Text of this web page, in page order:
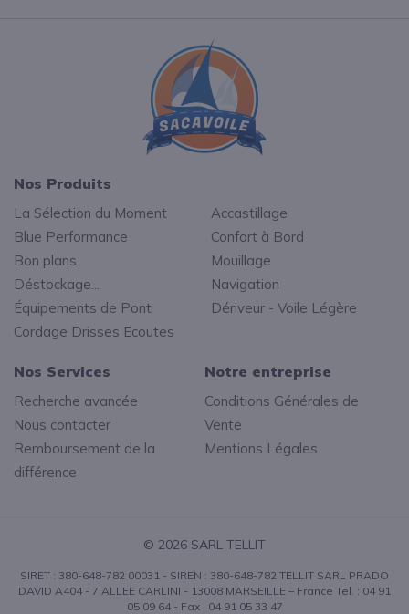
Nos Services
Recherche avancée
Nous contacter
Remboursement de la
différence
Notre entreprise
Conditions Générales de
Vente
Mentions Légales
Nos Produits
La Sélection du Moment
Blue Performance
Bon plans
Déstockage...
Équipements de Pont
Cordage Drisses Ecoutes
Accastillage
Confort à Bord
Mouillage
Navigation
Dériveur - Voile Légère
© 2026 SARL TELLIT
SIRET : 380-648-782 00031 - SIREN : 380-648-782 TELLIT SARL PRADO
DAVID A404 - 7 ALLEE CARLINI - 13008 MARSEILLE – France Tel. : 04 91
05 09 64 - Fax : 04 91 05 33 47